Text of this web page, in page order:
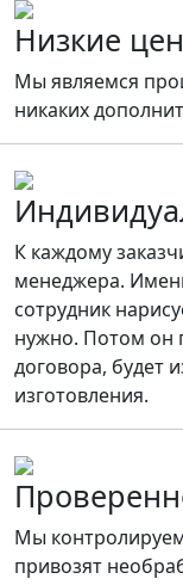
Низкие
Мы являемся
никаких
К каждому
менеджера.
сотрудник
нужно. Потом он
договора, будет
изготовления.
Мы
привозят